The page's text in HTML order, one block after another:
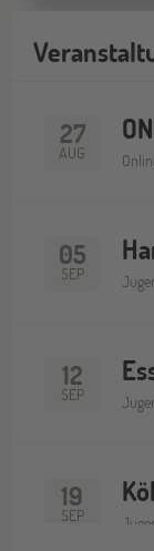
27
AUG
05
SEP
12
SEP
19
SEP